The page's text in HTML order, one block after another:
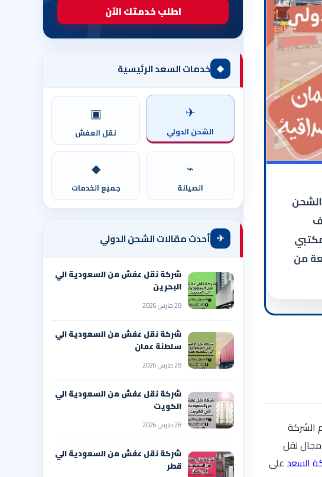
من
الشركة
مجال نقل
السعد على
اطلب خدمتك الآن
◆ خدمات السعد الرئيسية
✈
الشحن الدولي
▣
نقل العفش
⌁
الصيانة
◆
جميع الخدمات
✈ أحدث مقالات الشحن الدولي
شركة نقل عفش من السعودية الي
البحرين
28 مارس 2026
شركة نقل عفش من السعودية الي
سلطنة عمان
28 مارس 2026
شركة نقل عفش من السعودية الي
الكويت
28 مارس 2026
شركة نقل عفش من السعودية الي
قطر